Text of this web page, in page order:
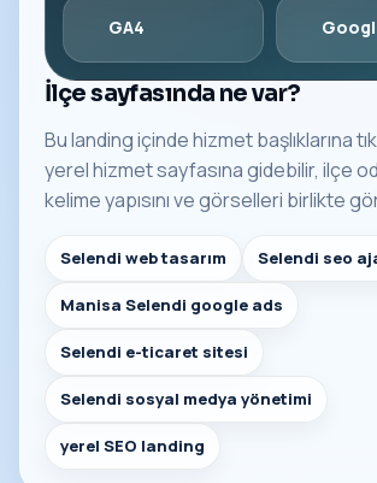
GA4
İlçe sayfasında ne var?
Bu landing içinde hizmet başlıklarına
yerel hizmet sayfasına gidebilir, ilçe
kelime yapısını ve görselleri birlikte
Selendi web tasarım Selendi seo
Manisa Selendi google ads
Selendi e-ticaret sitesi
Selendi sosyal medya yönetimi
yerel SEO landing